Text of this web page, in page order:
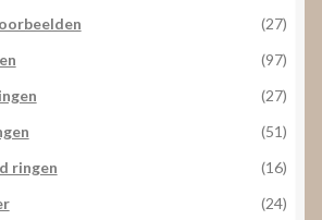
(27)
(97)
(27)
(51)
ringen
(16)
(24)